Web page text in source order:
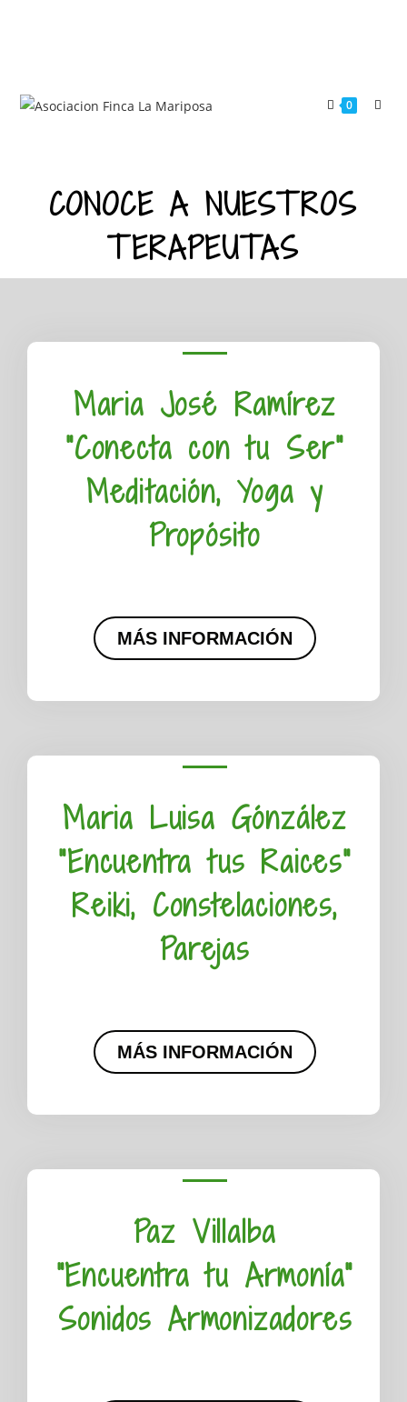
0
CONOCE A NUESTROS
TERAPEUTAS
Maria José Ramírez
"Conecta con tu Ser"
Meditación, Yoga y
Propósito
MÁS INFORMACIÓN
Maria Luisa Gónzález
"Encuentra tus Raices"
Reiki, Constelaciones,
Parejas
MÁS INFORMACIÓN
Paz Villalba
"Encuentra tu Armonía"
Sonidos Armonizadores